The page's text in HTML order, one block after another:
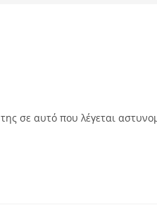
σε αυτό που λέγεται